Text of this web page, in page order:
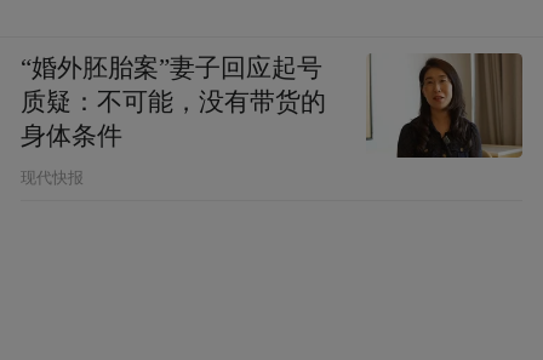
“婚外胚胎案”妻子回应起号
质疑：不可能，没有带货的
身体条件
现代快报